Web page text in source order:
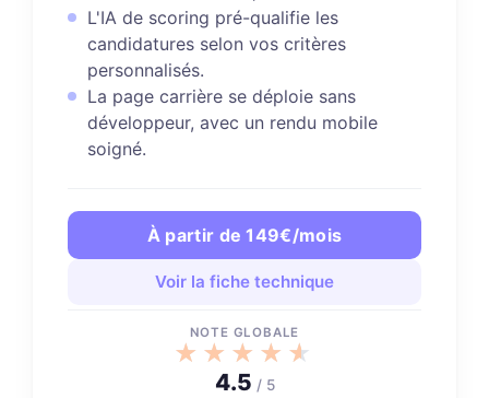
L'IA de scoring pré-qualifie les
candidatures selon vos critères
personnalisés.
La page carrière se déploie sans
développeur, avec un rendu mobile
soigné.
À partir de 149€/mois
Voir la fiche technique
NOTE GLOBALE
★★★★★
★★★★★
4.5 / 5